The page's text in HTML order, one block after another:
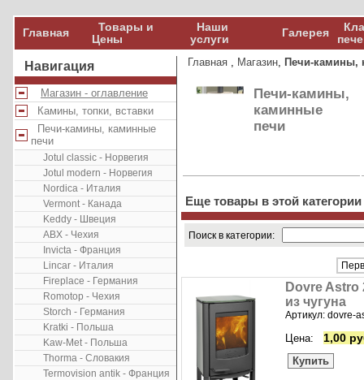
Главная
Товары и
Цены
Наши
услуги
Галерея
Навигация
Магазин - оглавление
Камины, топки, вставки
Печи-камины, каминные
печи
Jotul classic - Норвегия
Jotul modern - Норвегия
Nordica - Италия
Vermont - Канада
Keddy - Швеция
ABX - Чехия
Invicta - Франция
Lincar - Италия
Fireplace - Германия
Romotop - Чехия
Storch - Германия
Kratki - Польша
Kaw-Met - Польша
Thorma - Словакия
Termovision antik - Франция
Главная , Магазин, Печи-камины,
Печи-камины,
каминные
печи
Еще товары в этой категории
Поиск в категории:
Dovre Astro
из чугуна
Артикул: dovre-
Цена: 1,00
Купить